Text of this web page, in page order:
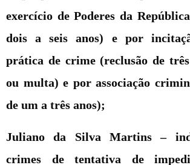
exercício de Poderes da
dois a seis anos) e por
prática de crime (reclusão de três
ou multa) e por associação
de um a três anos);
Juliano da Silva Martins –
crimes de tentativa de